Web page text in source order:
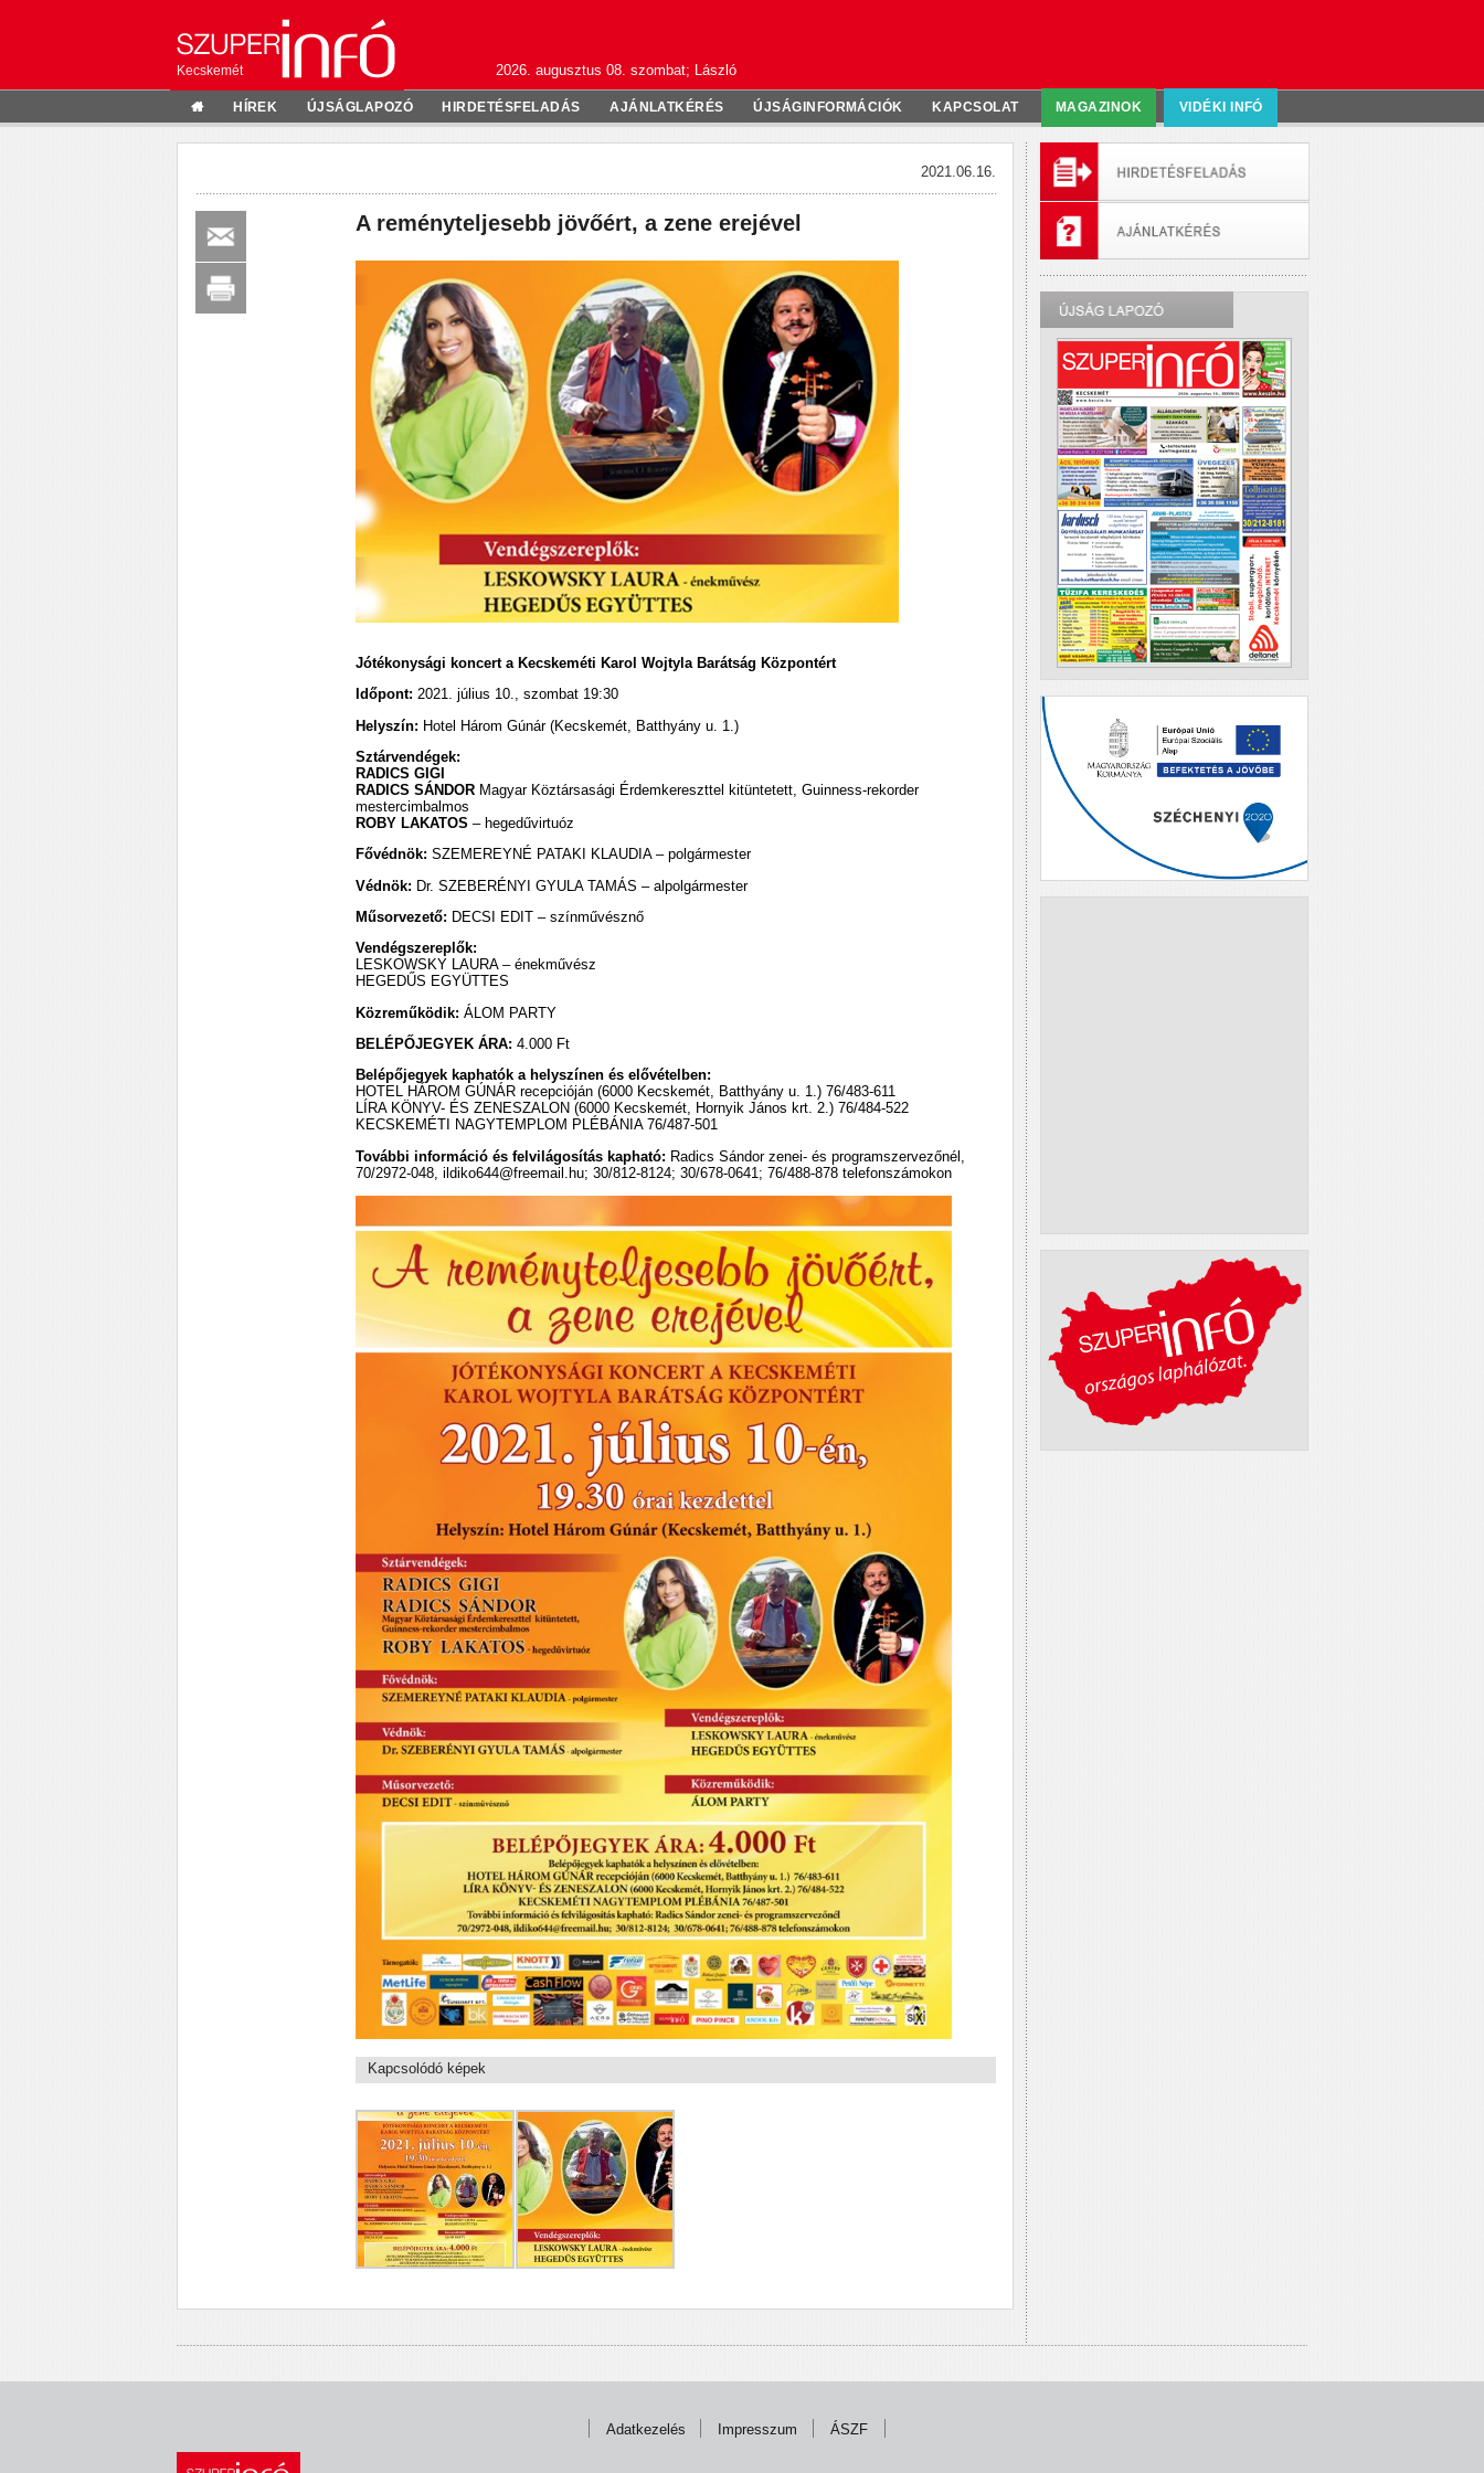
Kecskemét 2026. augusztus 08. szombat; László
HÍREK ÚJSÁGLAPOZÓ HIRDETÉSFELADÁS AJÁNLATKÉRÉS ÚJSÁGINFORMÁCIÓK KAPCSOLAT MAGAZINOK VIDÉKI INFÓ
2021.06.16.
A reményteljesebb jövőért, a zene erejével
Jótékonysági koncert a Kecskeméti Karol Wojtyla Barátság Központért
Időpont: 2021. július 10., szombat 19:30
Helyszín: Hotel Három Gúnár (Kecskemét, Batthyány u. 1.)
Sztárvendégek:
RADICS GIGI
RADICS SÁNDORMagyar Köztársasági Érdemkereszttel kitüntetett, Guinness-rekorder
mestercimbalmos
ROBY LAKATOS – hegedűvirtuóz
Fővédnök: SZEMEREYNÉ PATAKI KLAUDIA – polgármester
Védnök: Dr. SZEBERÉNYI GYULA TAMÁS – alpolgármester
Műsorvezető: DECSI EDIT – színművésznő
Vendégszereplők:
LESKOWSKY LAURA – énekművész
HEGEDŰS EGYÜTTES
Közreműködik: ÁLOM PARTY
BELÉPŐJEGYEK ÁRA: 4.000 Ft
Belépőjegyek kaphatók a helyszínen és elővételben:
HOTEL HÁROM GÚNÁR recepcióján (6000 Kecskemét, Batthyány u. 1.) 76/483-611
LÍRA KÖNYV- ÉS ZENESZALON (6000 Kecskemét, Hornyik János krt. 2.) 76/484-522
KECSKEMÉTI NAGYTEMPLOM PLÉBÁNIA 76/487-501
További információ és felvilágosítás kapható: Radics Sándor zenei- és programszervezőnél,
70/2972-048, ildiko644@freemail.hu; 30/812-8124; 30/678-0641; 76/488-878 telefonszámokon
Kapcsolódó képek
Adatkezelés Impresszum ÁSZF